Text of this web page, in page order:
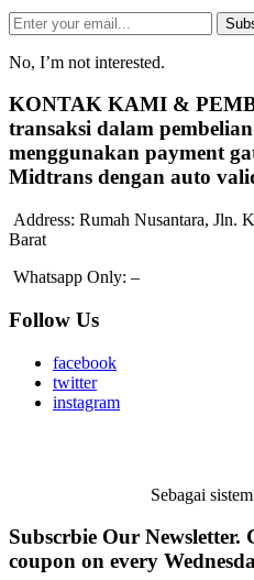
No, I’m not interested.
KONTAK KAMI &
transaksi dalam
menggunakan payment
Midtrans dengan auto
Address: Rumah Nusantara, Jln.
Barat
Whatsapp Only: –
Follow Us
facebook
twitter
instagram
Sebagai
Subscrbie Our Newsletter.
coupon on every